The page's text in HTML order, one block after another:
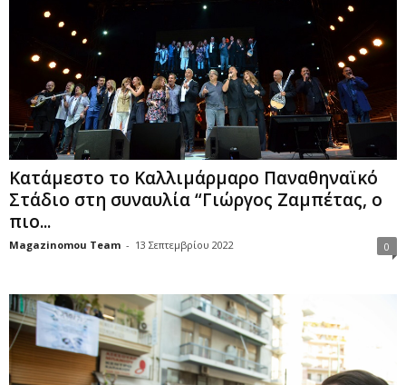
Κατάμεστο το Καλλιμάρμαρο Παναθηναϊκό
Στάδιο στη συναυλία “Γιώργος Ζαμπέτας, ο
πιο...
Magazinomou Team - 13 Σεπτεμβρίου 2022 0